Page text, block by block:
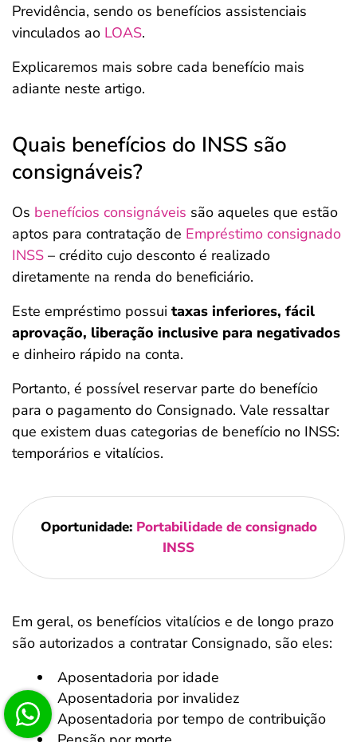
Previdência, sendo os benefícios assistenciais
vinculados ao LOAS.
Explicaremos mais sobre cada benefício mais
adiante neste artigo.
Quais benefícios do INSS são
consignáveis?
Os benefícios consignáveis são aqueles que estão
aptos para contratação de Empréstimo consignado
INSS – crédito cujo desconto é realizado
diretamente na renda do beneficiário.
Este empréstimo possui taxas inferiores, fácil
aprovação, liberação inclusive para negativados
e dinheiro rápido na conta.
Portanto, é possível reservar parte do benefício
para o pagamento do Consignado. Vale ressaltar
que existem duas categorias de benefício no INSS:
temporários e vitalícios.
Oportunidade: Portabilidade de consignado
INSS
Em geral, os benefícios vitalícios e de longo prazo
são autorizados a contratar Consignado, são eles:
Aposentadoria por idade
Aposentadoria por invalidez
Aposentadoria por tempo de contribuição